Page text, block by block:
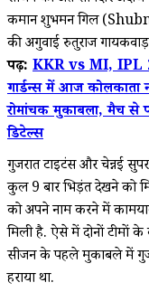
कमान शुभमन गिल
की अगुवाई रुतुराज
पढ़ें: KKR vs MI,
गार्डन्स में आज कोलकाता
रोमांचक मुकाबला, मैच से
डिटेल्स
गुजरात टाइटंस और चेन्नई
कुल 9 बार भिड़ंत देखने को
को अपने नाम करने में
मिली है. ऐसे में दोनों टीमों
सीजन के पहले मुकाबले में
हराया था.